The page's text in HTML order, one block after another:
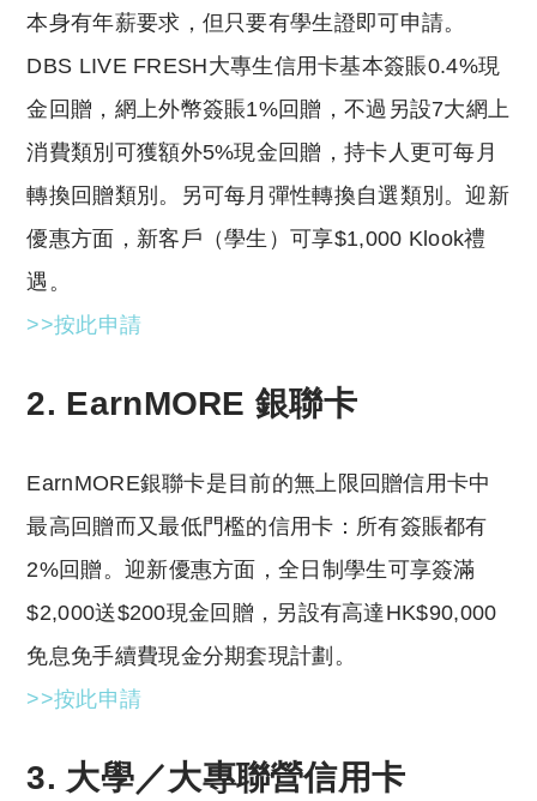
本身有年薪要求，但只要有學生證即可申請。
DBS LIVE FRESH大專生信用卡基本簽賬0.4%現
金回贈，網上外幣簽賬1%回贈，不過另設7大網上
消費類別可獲額外5%現金回贈，持卡人更可每月
轉換回贈類別。另可每月彈性轉換自選類別。迎新
優惠方面，新客戶（學生）可享$1,000 Klook禮
遇。
>>按此申請
2. EarnMORE 銀聯卡
EarnMORE銀聯卡是目前的無上限回贈信用卡中
最高回贈而又最低門檻的信用卡：所有簽賬都有
2%回贈。迎新優惠方面，全日制學生可享簽滿
$2,000送$200現金回贈，另設有高達HK$90,000
免息免手續費現金分期套現計劃。
>>按此申請
3. 大學／大專聯營信用卡